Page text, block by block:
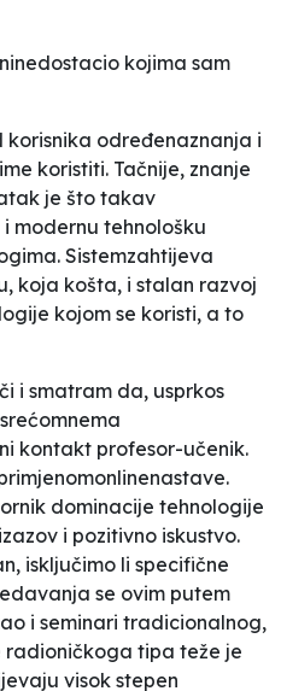
kojima sam
određenaznanja i
koristiti. Tačnije, znanje
je što takav
modernu tehnološku
Sistemzahtijeva
koja košta, i stalan razvoj
kojom se koristi, a to
i smatram da, usprkos
kontakt profesor-učenik.
onlinenastave.
dominacije tehnologije
i pozitivno iskustvo.
isključimo li specifične
se ovim putem
i seminari tradicionalnog,
tipa teže je
visok stepen